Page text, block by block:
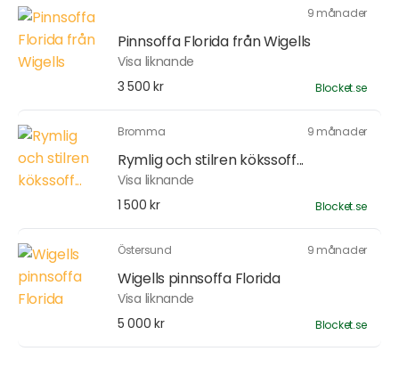
9 månader
Pinnsoffa Florida från Wigells
Visa liknande
3 500 kr
Blocket.se
Bromma 9 månader
Rymlig och stilren kökssoff...
Visa liknande
1 500 kr
Blocket.se
Östersund 9 månader
Wigells pinnsoffa Florida
Visa liknande
5 000 kr
Blocket.se